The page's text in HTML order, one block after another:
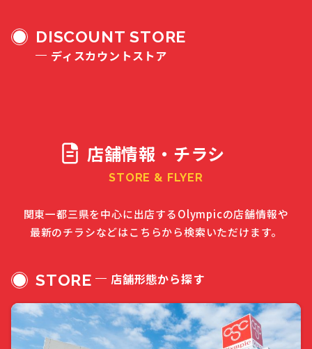
DISCOUNT STORE
ディスカウントストア
店舗情報・チラシ
STORE & FLYER
関東一都三県を中心に出店するOlympicの店舗情報や
最新のチラシなどはこちらから検索いただけます。
STORE 店舗形態から探す